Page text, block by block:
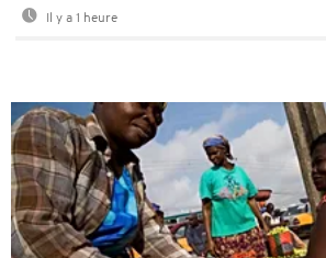
Il y a 1 heure